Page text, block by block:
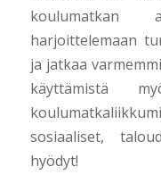
koulumatkan
harjoittelemaan
ja jatkaa
käyttämistä
sosiaaliset,
hyödyt!